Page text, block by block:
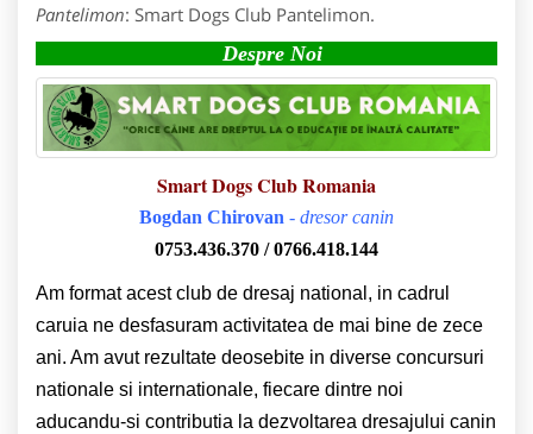
Pantelimon: Smart Dogs Club Pantelimon.
Despre Noi
Smart Dogs Club Romania
Bogdan Chirovan - dresor canin
0753.436.370 / 0766.418.144
Am format acest club de dresaj national, in cadrul
caruia ne desfasuram activitatea de mai bine de zece
ani. Am avut rezultate deosebite in diverse concursuri
nationale si internationale, fiecare dintre noi
aducandu-si contributia la dezvoltarea dresajului canin